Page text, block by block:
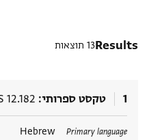
Results13 תוצאות
1 טקסט ספרותי 12.182
Primary language
Hebrew תגים